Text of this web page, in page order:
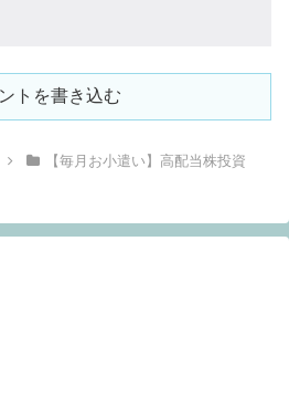
トを書き込む
【毎月お小遣い】高配当株投資